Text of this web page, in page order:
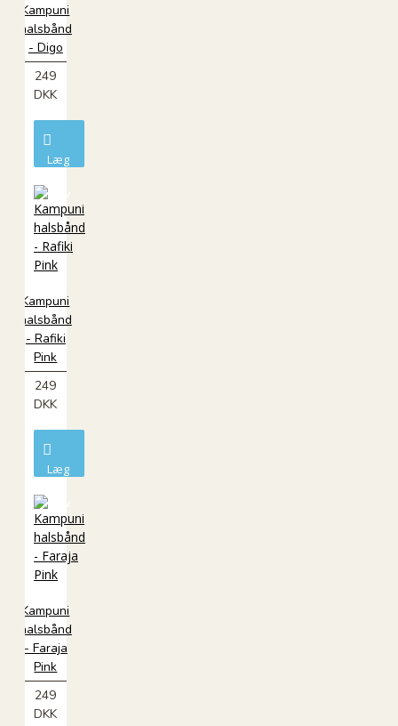
Kampuni
halsbånd
- Digo
249
DKK
Læg
kurv
Kampuni
halsbånd
- Rafiki
Pink
249
DKK
Læg
kurv
Kampuni
halsbånd
- Faraja
Pink
249
DKK